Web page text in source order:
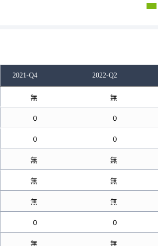
2021-Q4 2022-Q2
無 無
0 0
0 0
無 無
無 無
無 無
0 0
無 無